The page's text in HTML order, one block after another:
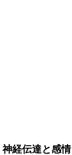
神経伝達と感